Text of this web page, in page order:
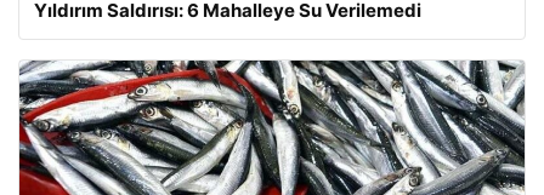
Yıldırım Saldırısı: 6 Mahalleye Su Verilemedi